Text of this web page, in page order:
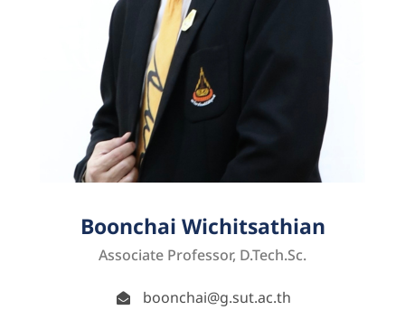
Boonchai Wichitsathian
Associate Professor, D.Tech.Sc.
boonchai@g.sut.ac.th